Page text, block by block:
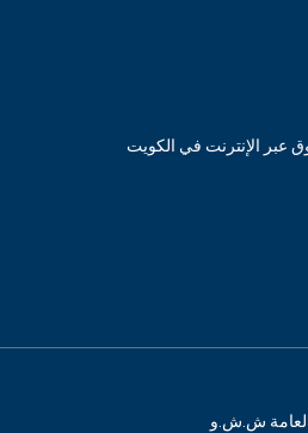
عبر الإنترنت في الكويت